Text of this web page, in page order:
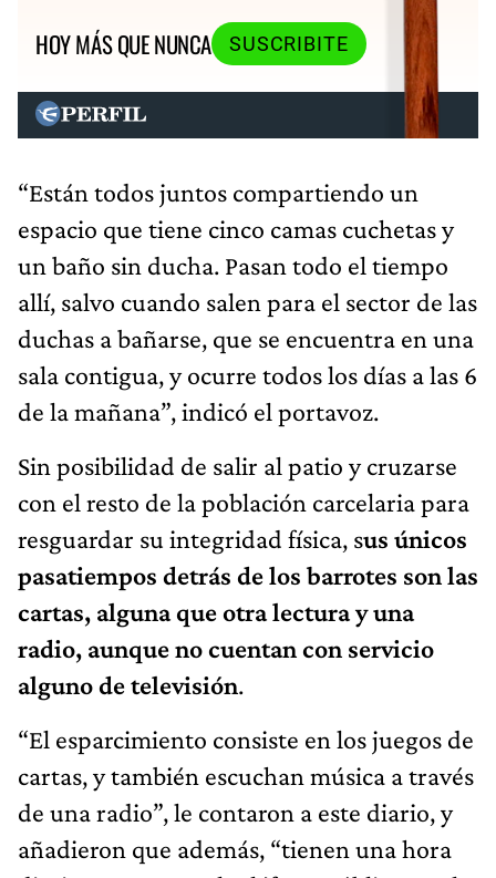
HOY MÁS QUE NUNCA
SUSCRIBITE
“Están todos juntos compartiendo un
espacio que tiene cinco camas cuchetas y
un baño sin ducha. Pasan todo el tiempo
allí, salvo cuando salen para el sector de las
duchas a bañarse, que se encuentra en una
sala contigua, y ocurre todos los días a las 6
de la mañana”, indicó el portavoz.
Sin posibilidad de salir al patio y cruzarse
con el resto de la población carcelaria para
resguardar su integridad física, sus únicos
pasatiempos detrás de los barrotes son las
cartas, alguna que otra lectura y una
radio, aunque no cuentan con servicio
alguno de televisión.
“El esparcimiento consiste en los juegos de
cartas, y también escuchan música a través
de una radio”, le contaron a este diario, y
añadieron que además, “tienen una hora